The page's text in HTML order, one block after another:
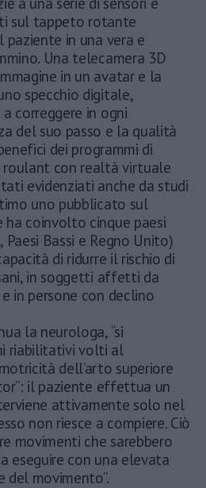
sul tappeto rotante
in una vera e
Una telecamera 3D
in un avatar e la
specchio digitale,
correggere in ogni
del suo passo e la qualità
dei programmi di
con realtà virtuale
evidenziati anche da studi
uno pubblicato sul
ha coinvolto cinque paesi
Bassi e Regno Unito)
di ridurre il rischio di
in soggetti affetti da
in persone con declino
la neurologa, “si
riabilitativi volti al
dell’arto superiore
il paziente effettua un
attivamente solo nel
non riesce a compiere. Ciò
movimenti che sarebbero
eseguire con una elevata
del movimento”.